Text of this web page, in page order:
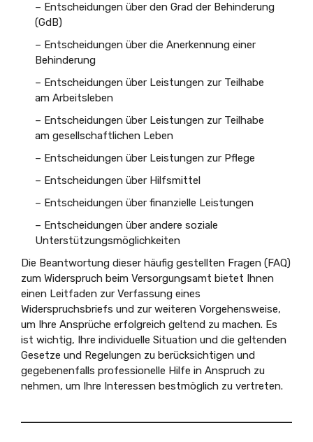
– Entscheidungen über den Grad der Behinderung
(GdB)
– Entscheidungen über die Anerkennung einer
Behinderung
– Entscheidungen über Leistungen zur Teilhabe
am Arbeitsleben
– Entscheidungen über Leistungen zur Teilhabe
am gesellschaftlichen Leben
– Entscheidungen über Leistungen zur Pflege
– Entscheidungen über Hilfsmittel
– Entscheidungen über finanzielle Leistungen
– Entscheidungen über andere soziale
Unterstützungsmöglichkeiten
Die Beantwortung dieser häufig gestellten Fragen (FAQ)
zum Widerspruch beim Versorgungsamt bietet Ihnen
einen Leitfaden zur Verfassung eines
Widerspruchsbriefs und zur weiteren Vorgehensweise,
um Ihre Ansprüche erfolgreich geltend zu machen. Es
ist wichtig, Ihre individuelle Situation und die geltenden
Gesetze und Regelungen zu berücksichtigen und
gegebenenfalls professionelle Hilfe in Anspruch zu
nehmen, um Ihre Interessen bestmöglich zu vertreten.